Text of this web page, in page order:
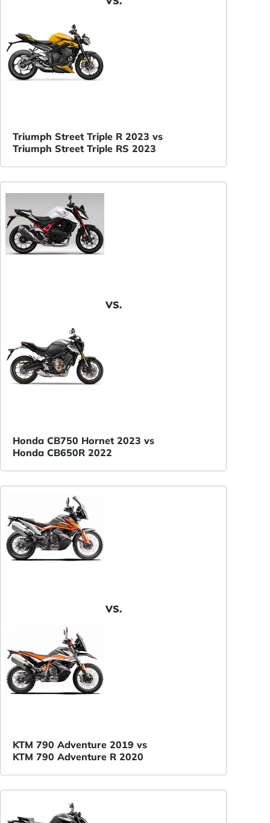
Triumph Street Triple R 2023 vs
Triumph Street Triple RS 2023
VS.
Honda CB750 Hornet 2023 vs
Honda CB650R 2022
VS.
KTM 790 Adventure 2019 vs
KTM 790 Adventure R 2020